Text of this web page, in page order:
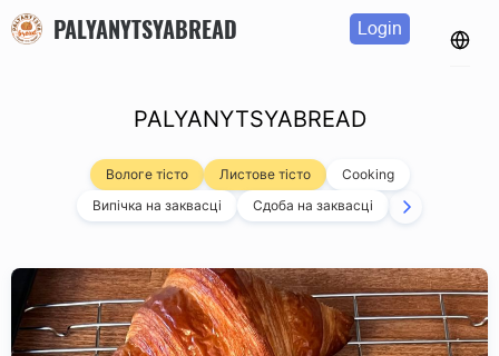
PALYANYTSYABREAD Login
PALYANYTSYABREAD
Вологе тісто Листове тісто
Cooking
Випічка на заквасці
Сдоба на заквасці